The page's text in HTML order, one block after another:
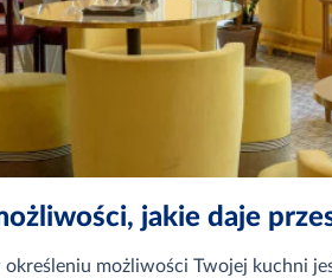
jakie daje
możliwości Twojej kuchni